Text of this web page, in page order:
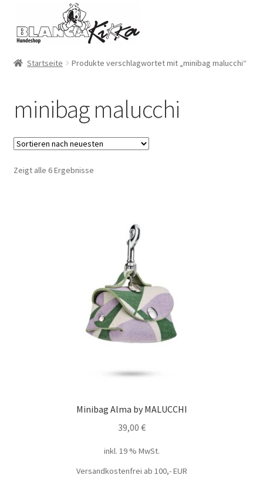
Navigation
springen
Inhalt
springen
Startseite Produkte verschlagwortet mit „minibag malucchi“
minibag malucchi
Zeigt alle 6 Ergebnisse
Minibag Alma by MALUCCHI
39,00 €
inkl. 19 % MwSt.
Versandkostenfrei ab 100,- EUR